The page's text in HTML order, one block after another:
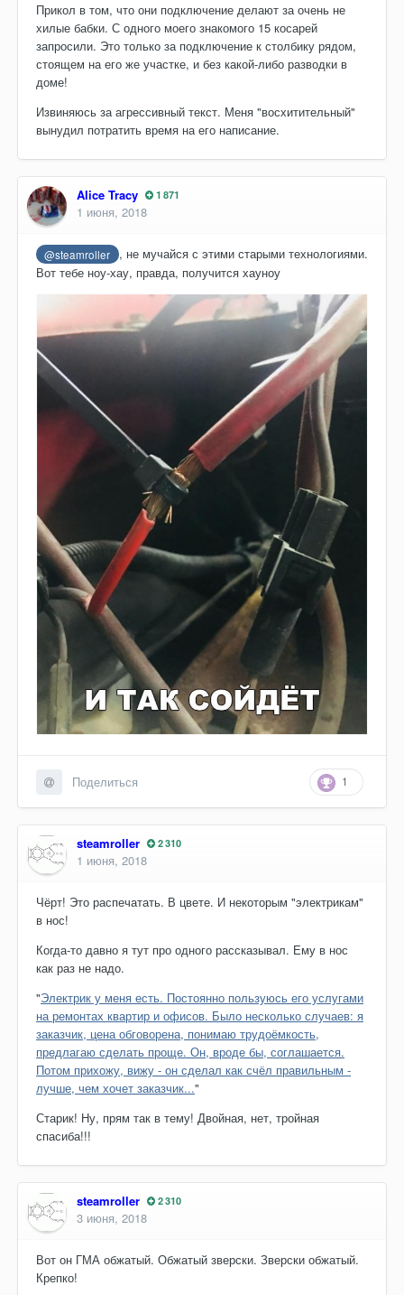
Прикол в том, что они подключение делают за очень не
хилые бабки. С одного моего знакомого 15 косарей
запросили. Это только за подключение к столбику рядом,
стоящем на его же участке, и без какой-либо разводки в
доме!
Извиняюсь за агрессивный текст. Меня "восхитительный"
вынудил потратить время на его написание.
Alice Tracy 1 871
1 июня, 2018
@steamroller
, не мучайся с этими старыми технологиями.
Вот тебе ноу-хау, правда, получится хауноу
1
Поделиться
steamroller 2 310
1 июня, 2018
Чёрт! Это распечатать. В цвете. И некоторым "электрикам"
в нос!
Когда-то давно я тут про одного рассказывал. Ему в нос
как раз не надо.
"Электрик у меня есть. Постоянно пользуюсь его услугами
на ремонтах квартир и офисов. Было несколько случаев: я
заказчик, цена обговорена, понимаю трудоёмкость,
предлагаю сделать проще. Он, вроде бы, соглашается.
Потом прихожу, вижу - он сделал как счёл правильным -
лучше, чем хочет заказчик..."
Старик! Ну, прям так в тему! Двойная, нет, тройная
спасиба!!!
steamroller 2 310
3 июня, 2018
Вот он ГМА обжатый. Обжатый зверски. Зверски обжатый.
Крепко!